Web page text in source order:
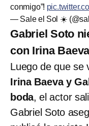
conmigo”!
— Sale el Sol ☀️
Gabriel Soto
con Irina
Luego de que se
Irina Baeva y
boda, el actor
Gabriel Soto